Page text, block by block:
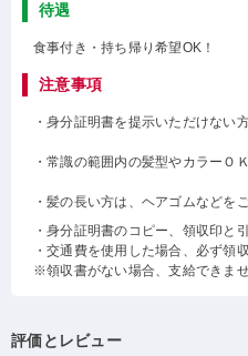
待遇
食事付き・持ち帰り希望OK！
注意事項
・身分証明書を提示いただけない
・常識の範囲内の髪型やカラーＯＫ
・髪の長い方は、ヘアゴムなどを
・身分証明書のコピー、領収印と
・交通費を使用した場合、必ず領
※領収書がない場合、支給できま
評価とレビュー